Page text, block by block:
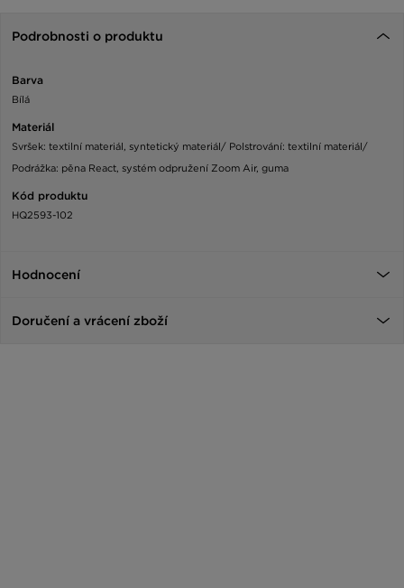
Podrobnosti o produktu
Barva
Bílá
Materiál
Svršek: textilní materiál, syntetický materiál/ Polstrování: textilní materiál/
Podrážka: pěna React, systém odpružení Zoom Air, guma
Kód produktu
HQ2593-102
Hodnocení
Doručení a vrácení zboží